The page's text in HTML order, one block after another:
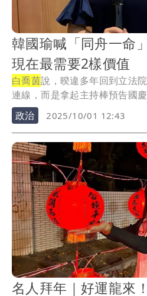
韓國瑜喊「同舟一
現在最需要2樣價值
白喬茵說，暌違多年回到立法
連線，而是拿起主持棒預告國
以...
政治 2025/10/01 12:43
名人拜年｜好運龍來